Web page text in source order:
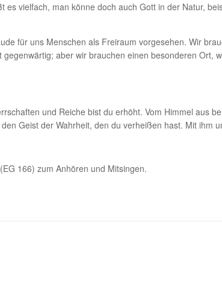
vielfach, man könne doch auch Gott in der Natur,
für uns Menschen als Freiraum vorgesehen. Wir
aber wir brauchen einen besonderen Ort,
und Reiche bist du erhöht. Vom Himmel aus
Geist der Wahrheit, den du verheißen hast. Mit ihm
166) zum Anhören und Mitsingen.